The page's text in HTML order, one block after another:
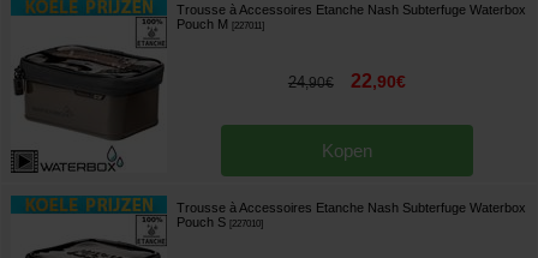
Trousse à Accessoires Etanche Nash Subterfuge Waterbox
Pouch M [227011]
24,90€ 22,90€
Kopen
Trousse à Accessoires Etanche Nash Subterfuge Waterbox
Pouch S [227010]